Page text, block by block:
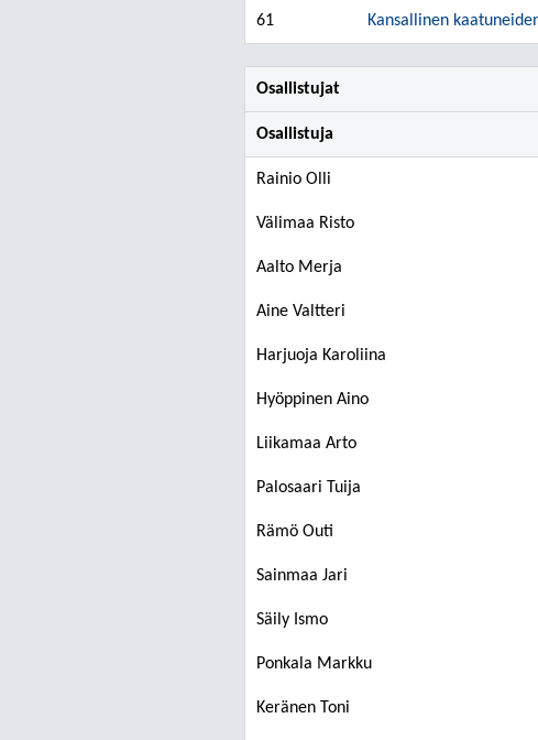
61 Kansallinen
Osallistujat
Osallistuja
Rainio Olli
Välimaa Risto
Aalto Merja
Aine Valtteri
Harjuoja Karoliina
Hyöppinen Aino
Liikamaa Arto
Palosaari Tuija
Rämö Outi
Sainmaa Jari
Säily Ismo
Ponkala Markku
Keränen Toni